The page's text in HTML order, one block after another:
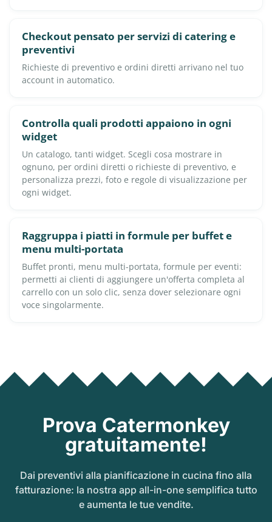
Checkout pensato per servizi di catering e
preventivi
Richieste di preventivo e ordini diretti arrivano nel tuo
account in automatico.
Controlla quali prodotti appaiono in ogni
widget
Un catalogo, tanti widget. Scegli cosa mostrare in
ognuno, per ordini diretti o richieste di preventivo, e
personalizza prezzi, foto e regole di visualizzazione per
ogni widget.
Raggruppa i piatti in formule per buffet e
menu multi-portata
Buffet pronti, menu multi-portata, formule per eventi:
permetti ai clienti di aggiungere un'offerta completa al
carrello con un solo clic, senza dover selezionare ogni
voce singolarmente.
Prova Catermonkey
gratuitamente!
Dai preventivi alla pianificazione in cucina fino alla
fatturazione: la nostra app all-in-one semplifica tutto
e aumenta le tue vendite.